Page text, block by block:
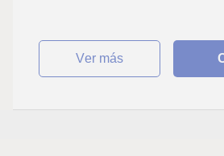
ver más